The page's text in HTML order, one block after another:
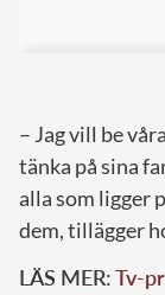
– Jag vill be
tänka på sina
alla som ligger
dem, tillägger
LÄS MER:Tv-